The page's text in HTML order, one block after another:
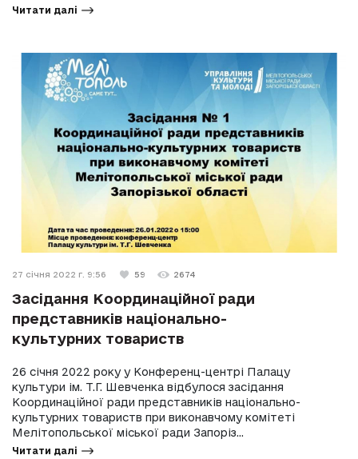
Читати далі
27 січня 2022 г. 9:56 59 2674
Засідання Координаційної ради
представників національно-
культурних товариств
26 січня 2022 року у Конференц-центрі Палацу
культури ім. Т.Г. Шевченка відбулося засідання
Координаційної ради представників національно-
культурних товариств при виконавчому комітеті
Мелітопольської міської ради Запоріз...
Читати далі